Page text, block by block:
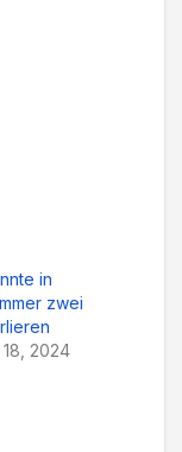
in
zwei
2024